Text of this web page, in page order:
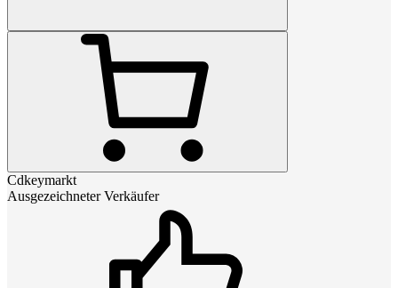
Cdkeymarkt
Ausgezeichneter Verkäufer